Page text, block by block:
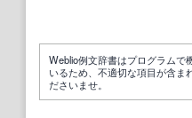
Weblio例文辞書はプログラムで
いるため、不適切な項目が含ま
ださいませ。